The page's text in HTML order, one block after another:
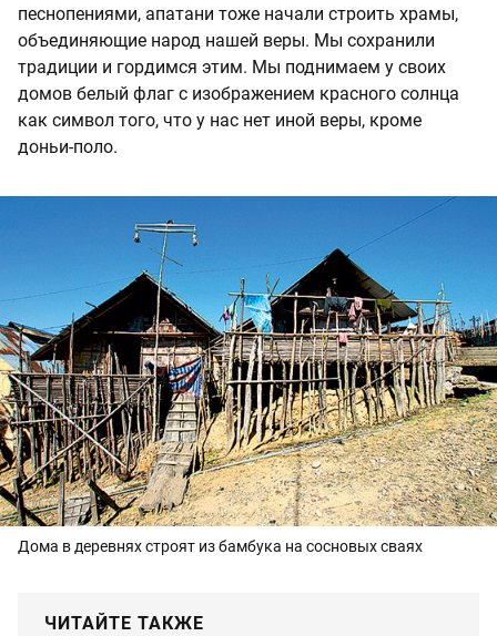
песнопениями, апатани тоже начали строить храмы,
объединяющие народ нашей веры. Мы сохранили
традиции и гордимся этим. Мы поднимаем у своих
домов белый флаг с изображением красного солнца
как символ того, что у нас нет иной веры, кроме
доньи-поло.
Дома в деревнях строят из бамбука на сосновых сваях
ЧИТАЙТЕ ТАКЖЕ